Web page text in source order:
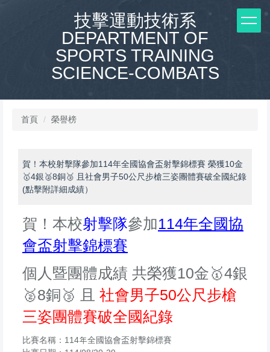
技擊運動技術系
DEPARTMENT OF
SPORTS TRAINING
SCIENCE-COMBATS
首頁 榮譽榜
賀！本校射擊隊參加114年全國協會盃射擊錦標賽 榮獲10金
🥇4銀🥈8銅🥉 且社會男子50公尺步槍三姿團體賽破全國紀錄
(點擊附詳細成績）
賀！本校射擊隊參加114年全國協
會盃射擊錦標賽
個人暨團體成績 共榮獲10金🥇4銀
🥈8銅🥉 且 社會男子50公尺步槍
三姿團體賽破全國紀錄
比賽名稱：114年全國協會盃射擊錦標賽